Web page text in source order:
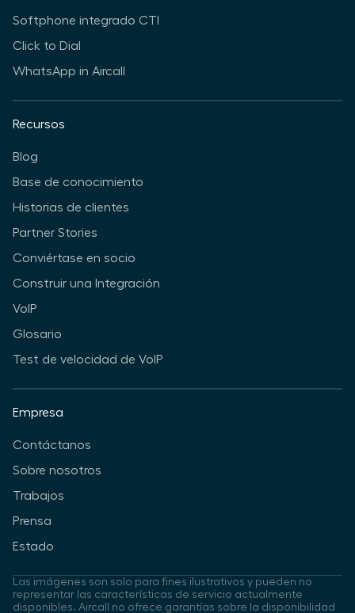
Softphone integrado CTI
Click to Dial
WhatsApp in Aircall
Recursos
Blog
Base de conocimiento
Historias de clientes
Partner Stories
Conviértase en socio
Construir una Integración
VoIP
Glosario
Test de velocidad de VoIP
Empresa
Contáctanos
Sobre nosotros
Trabajos
Prensa
Estado
Las imágenes son solo para fines ilustrativos y pueden no
representar las características de servicio actualmente
disponibles. Aircall no ofrece garantías sobre la disponibilidad